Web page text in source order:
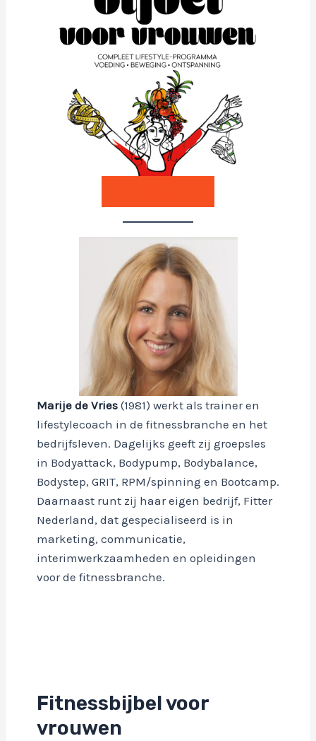
Marije de Vries(1981) werkt als trainer en
lifestylecoach in de fitnessbranche en het
bedrijfsleven. Dagelijks geeft zij groepsles
in Bodyattack, Bodypump, Bodybalance,
Bodystep, GRIT, RPM/spinning en Bootcamp.
Daarnaast runt zij haar eigen bedrijf, Fitter
Nederland, dat gespecialiseerd is in
marketing, communicatie,
interimwerkzaamheden en opleidingen
voor de fitnessbranche.
Fitnessbijbel voor
vrouwen